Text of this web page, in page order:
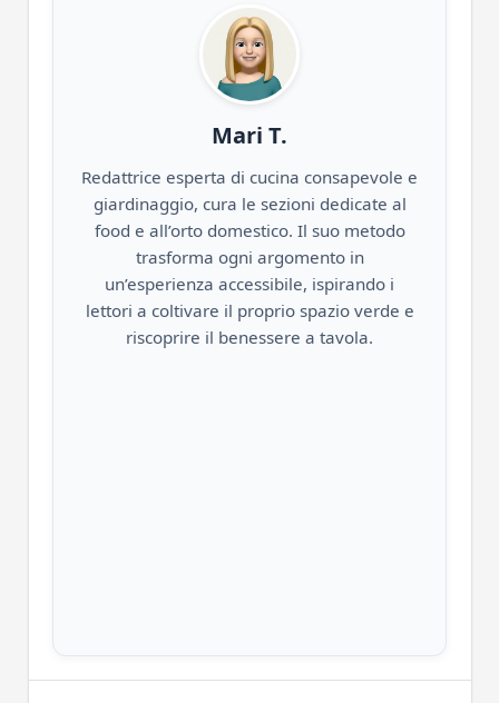
Mari T.
Redattrice esperta di cucina consapevole e
giardinaggio, cura le sezioni dedicate al
food e all’orto domestico. Il suo metodo
trasforma ogni argomento in
un’esperienza accessibile, ispirando i
lettori a coltivare il proprio spazio verde e
riscoprire il benessere a tavola.